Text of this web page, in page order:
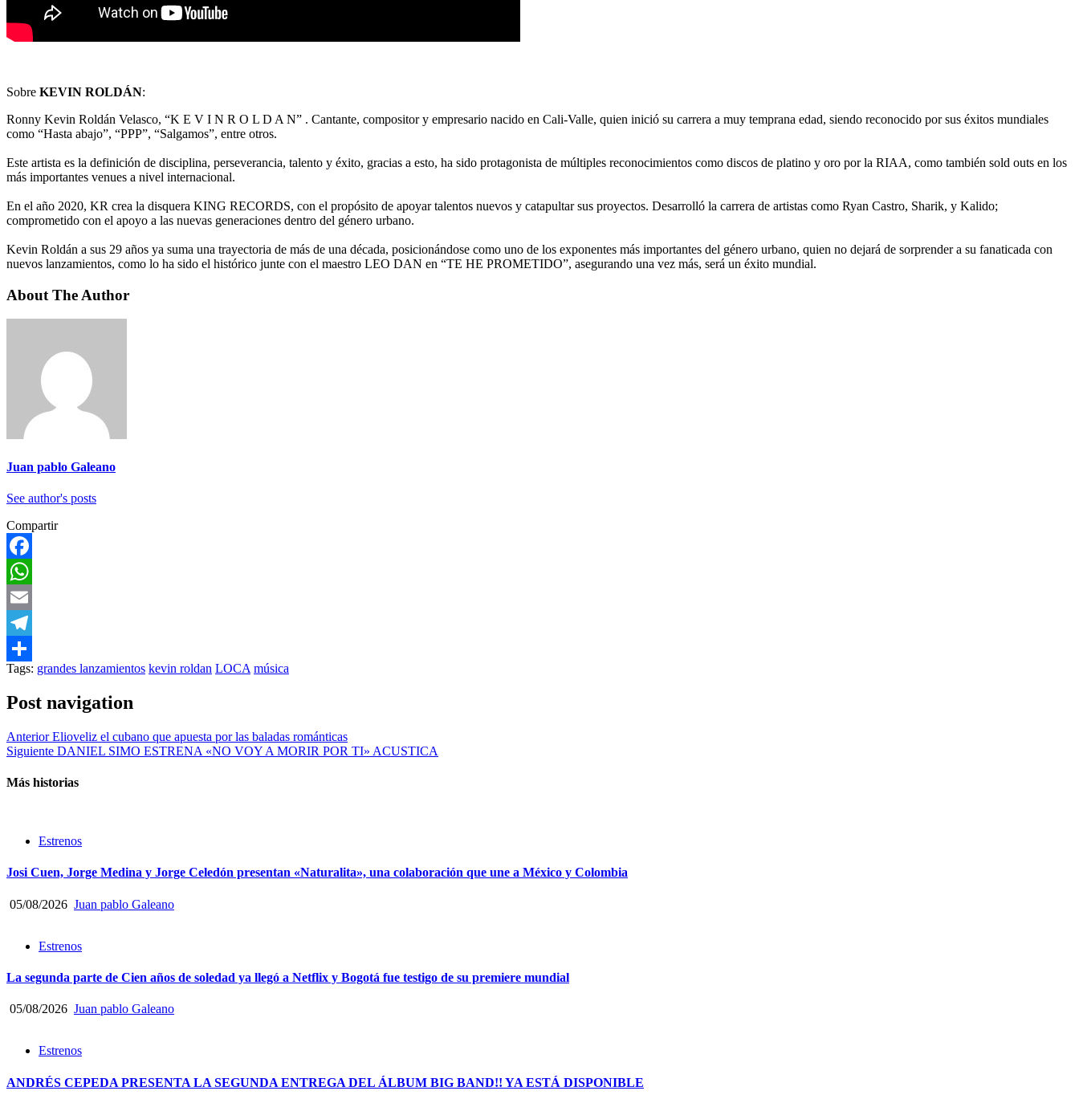
Sobre KEVIN ROLDÁN:
Ronny Kevin Roldán Velasco, “K E V I N R O L D A N” . Cantante, compositor y empresario nacido en Cali-Valle, quien inició su carrera a muy temprana edad, siendo reconocido por sus éxitos mundiales
como “Hasta abajo”, “PPP”, “Salgamos”, entre otros.
Este artista es la definición de disciplina, perseverancia, talento y éxito, gracias a esto, ha sido protagonista de múltiples reconocimientos como discos de platino y oro por la RIAA, como también sold outs en los
más importantes venues a nivel internacional.
En el año 2020, KR crea la disquera KING RECORDS, con el propósito de apoyar talentos nuevos y catapultar sus proyectos. Desarrolló la carrera de artistas como Ryan Castro, Sharik, y Kalido;
comprometido con el apoyo a las nuevas generaciones dentro del género urbano.
Kevin Roldán a sus 29 años ya suma una trayectoria de más de una década, posicionándose como uno de los exponentes más importantes del género urbano, quien no dejará de sorprender a su fanaticada con
nuevos lanzamientos, como lo ha sido el histórico junte con el maestro LEO DAN en “TE HE PROMETIDO”, asegurando una vez más, será un éxito mundial.
About The Author
Juan pablo Galeano
See author's posts
Compartir
Facebook
WhatsApp
Email
Telegram
Compartir
Tags: grandes lanzamientos kevin roldan LOCA música
Post navigation
AnteriorElioveliz el cubano que apuesta por las baladas románticas
Siguiente DANIEL SIMO ESTRENA «NO VOY A MORIR POR TI» ACUSTICA
Más historias
Estrenos
Josi Cuen, Jorge Medina y Jorge Celedón presentan «Naturalita», una colaboración que une a México y Colombia
05/08/2026 Juan pablo Galeano
Estrenos
La segunda parte de Cien años de soledad ya llegó a Netflix y Bogotá fue testigo de su premiere mundial
05/08/2026 Juan pablo Galeano
Estrenos
ANDRÉS CEPEDA PRESENTA LA SEGUNDA ENTREGA DEL ÁLBUM BIG BAND!! YA ESTÁ DISPONIBLE